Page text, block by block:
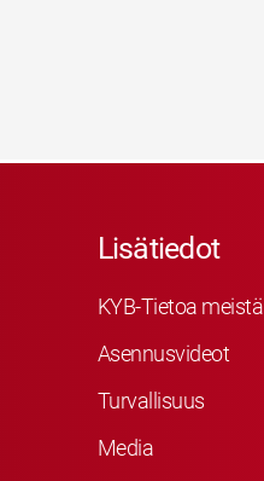
Lisätiedot
KYB-Tietoa meistä
Asennusvideot
Turvallisuus
Media